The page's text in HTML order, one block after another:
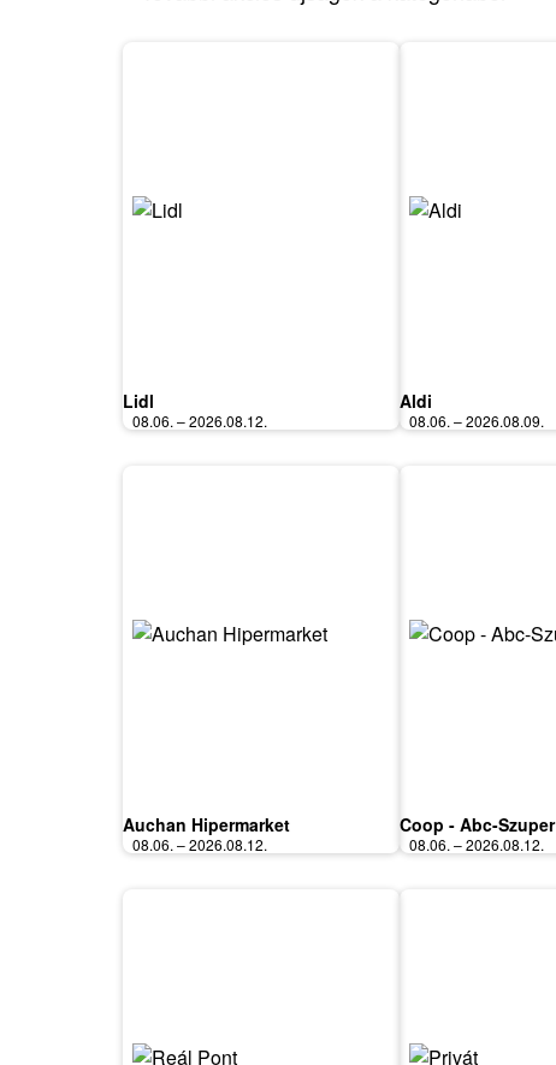
Lidl
08.06. – 2026.08.12.
Aldi
08.06. – 2026.08.09.
Auchan Hipermarket
08.06. – 2026.08.12.
Coop - Abc-Szuper
08.06. – 2026.08.12.